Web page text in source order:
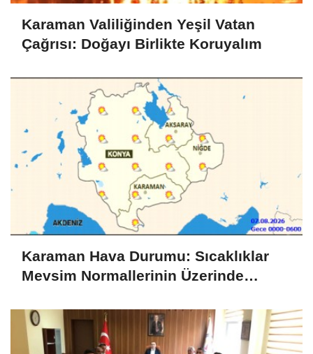
Karaman Valiliğinden Yeşil Vatan
Çağrısı: Doğayı Birlikte Koruyalım
Karaman Hava Durumu: Sıcaklıklar
Mevsim Normallerinin Üzerinde